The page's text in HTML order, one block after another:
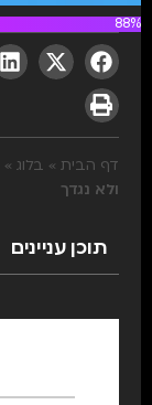
88%
דף הבית » בלוג »
ולא נגדך
תוכן עניינים